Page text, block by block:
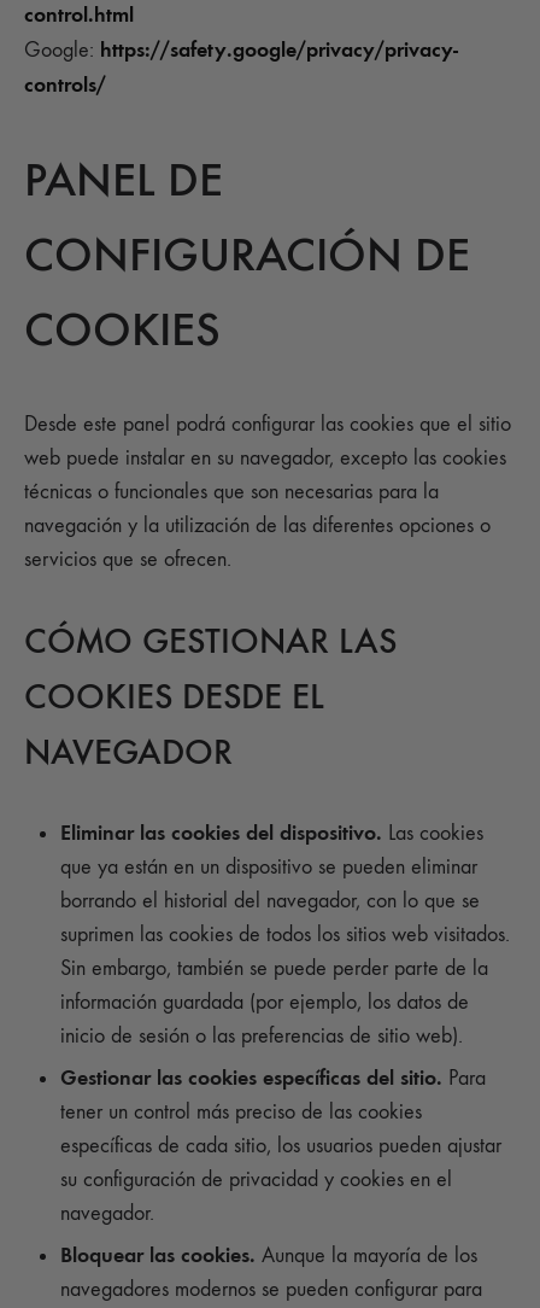
control.html
Google: https://safety.google/privacy/privacy-
controls/
PANEL DE
CONFIGURACIÓN DE
COOKIES
Desde este panel podrá configurar las cookies que el sitio
web puede instalar en su navegador, excepto las cookies
técnicas o funcionales que son necesarias para la
navegación y la utilización de las diferentes opciones o
servicios que se ofrecen.
CÓMO GESTIONAR LAS
COOKIES DESDE EL
NAVEGADOR
Eliminar las cookies del dispositivo. Las cookies
que ya están en un dispositivo se pueden eliminar
borrando el historial del navegador, con lo que se
suprimen las cookies de todos los sitios web visitados.
Sin embargo, también se puede perder parte de la
información guardada (por ejemplo, los datos de
inicio de sesión o las preferencias de sitio web).
Gestionar las cookies específicas del sitio. Para
tener un control más preciso de las cookies
específicas de cada sitio, los usuarios pueden ajustar
su configuración de privacidad y cookies en el
navegador.
Bloquear las cookies. Aunque la mayoría de los
navegadores modernos se pueden configurar para